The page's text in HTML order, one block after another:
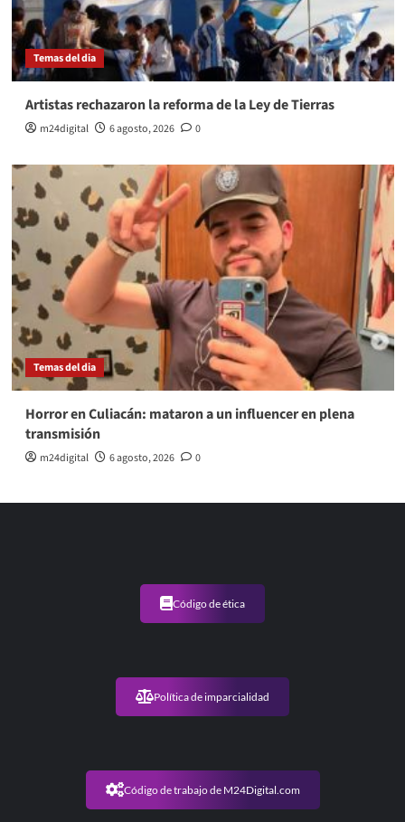
Temas del dia
Artistas rechazaron la reforma de la Ley de Tierras
m24digital 6 agosto, 2026 0
Temas del dia
Horror en Culiacán: mataron a un influencer en plena
transmisión
m24digital 6 agosto, 2026 0
Código de ética
Política de imparcialidad
Código de trabajo de M24Digital.com